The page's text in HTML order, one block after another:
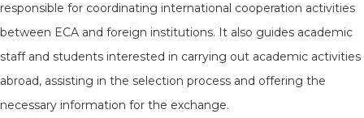
responsible for coordinating international cooperation activities
between ECA and foreign institutions. It also guides academic
staff and students interested in carrying out academic activities
abroad, assisting in the selection process and offering the
necessary information for the exchange.